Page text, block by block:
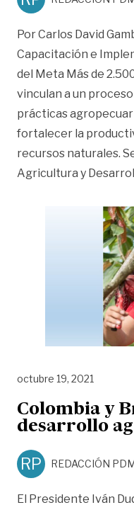
Por Carlos David
Capacitación e
del Meta Más de
vinculan a un
prácticas
fortalecer la
recursos naturales.
Agricultura y
octubre 19, 2021
Colombia y
desarrollo
RP REDACCIÓN
El Presidente Iván